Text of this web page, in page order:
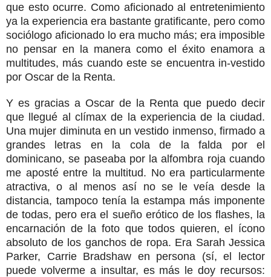
que esto ocurre. Como aficionado al entretenimiento
ya la experiencia era bastante gratificante, pero como
sociólogo aficionado lo era mucho más; era imposible
no pensar en la manera como el éxito enamora a
multitudes, más cuando este se encuentra in-vestido
por Oscar de la Renta.
Y es gracias a Oscar de la Renta que puedo decir
que llegué al clímax de la experiencia de la ciudad.
Una mujer diminuta en un vestido inmenso, firmado a
grandes letras en la cola de la falda por el
dominicano, se paseaba por la alfombra roja cuando
me aposté entre la multitud. No era particularmente
atractiva, o al menos así no se le veía desde la
distancia, tampoco tenía la estampa más imponente
de todas, pero era el sueño erótico de los flashes, la
encarnación de la foto que todos quieren, el ícono
absoluto de los ganchos de ropa. Era Sarah Jessica
Parker, Carrie Bradshaw en persona (sí, el lector
puede volverme a insultar, es más le doy recursos: